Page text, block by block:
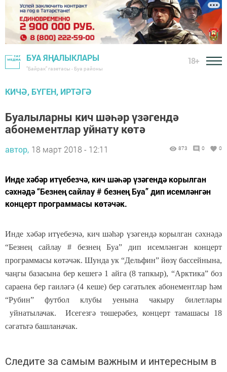
БУА ЯҢАЛЫКЛАРЫ
"Байрак" газетасы - Буа районы
18+
КИЧӘ, БҮГЕН, ИРТӘГӘ
Буалыларны кич шәһәр үзәгендә
абонементлар уйнату көтә
автор, 18 март 2018 - 12:11 873 0 0
Инде хәбәр итүебезчә, кич шәһәр үзәгендә корылган
сәхнәдә “Безнең сайлау # безнең Буа” дип исемләнгән
концерт программасы көтәчәк.
Инде хәбәр итүебезчә, кич шәһәр үзәгендә корылган сәхнәдә
“Безнең сайлау # безнең Буа” дип исемләнгән концерт
программасы көтәчәк. Шунда ук “Дельфин” йөзү бассейнына,
чаңгы базасына бер кешегә 1 айга (8 тапкыр), “Арктика” боз
сараена бер гаиләгә (4 кеше) бер сәгатьлек абонементлар һәм
“Рубин” футбол клубы уенына чакыру билетлары
уйнатылачак. Исегезгә төшерәбез, концерт тамашасы 18
сәгатьтә башланачак.
Следите за самым важным и интересным в